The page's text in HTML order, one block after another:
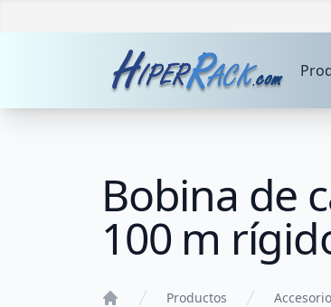
Bobina de
100 m
Productos